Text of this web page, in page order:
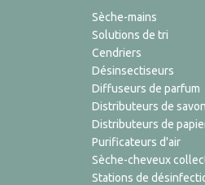
Sèche-mains
Solutions de tri
Cendriers
Désinsectiseurs
Diffuseurs de parfum
Distributeurs de savon
Distributeurs de
Purificateurs d'air
Sèche-cheveux
Stations de